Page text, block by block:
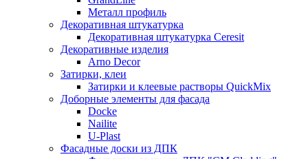
Металл профиль
Декоративная штукатурка
Декоративная штукатурка Ceresit
Декоративные изделия
Arno Decor
Затирки, клеи
Затирки и клеевые растворы QuickMix
Доборные элементы для фасада
Docke
Nailite
U-Plast
Фасадные доски из ДПК